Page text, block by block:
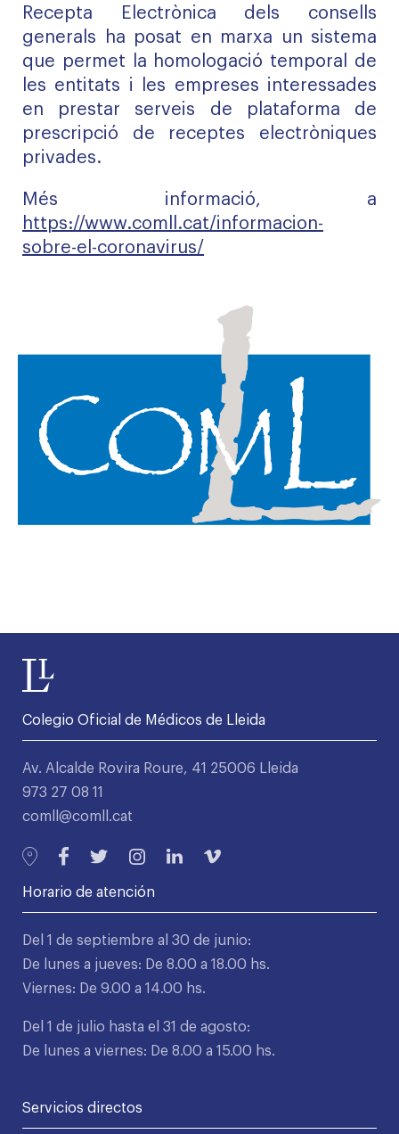
Recepta Electrònica dels consells
generals ha posat en marxa un sistema
que permet la homologació temporal de
les entitats i les empreses interessades
en prestar serveis de plataforma de
prescripció de receptes electròniques
privades.
Més informació, a
https://www.comll.cat/informacion-
sobre-el-coronavirus/
Colegio Oficial de Médicos de Lleida
Av. Alcalde Rovira Roure, 41 25006 Lleida
973 27 08 11
comll@comll.cat
Horario de atención
Del 1 de septiembre al 30 de junio:
De lunes a jueves: De 8.00 a 18.00 hs.
Viernes: De 9.00 a 14.00 hs.
Del 1 de julio hasta el 31 de agosto:
De lunes a viernes: De 8.00 a 15.00 hs.
Servicios directos